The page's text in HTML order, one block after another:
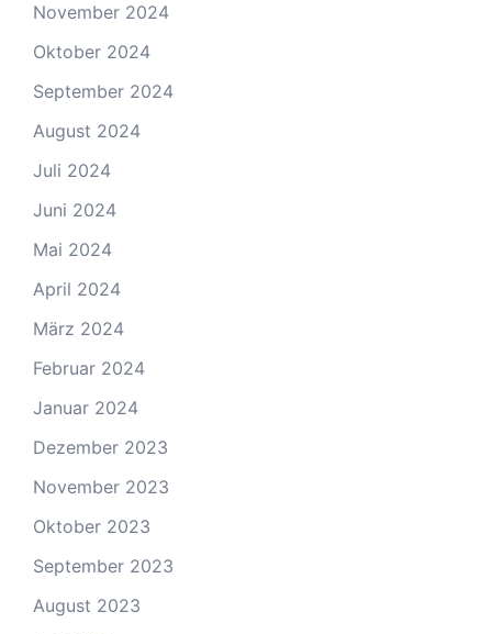
November 2024
Oktober 2024
September 2024
August 2024
Juli 2024
Juni 2024
Mai 2024
April 2024
März 2024
Februar 2024
Januar 2024
Dezember 2023
November 2023
Oktober 2023
September 2023
August 2023